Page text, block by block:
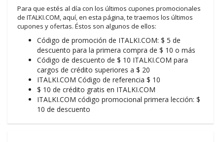
Para que estés al día con los últimos cupones promocionales
de ITALKI.COM, aquí, en esta página, te traemos los últimos
cupones y ofertas. Éstos son algunos de ellos:
Código de promoción de ITALKI.COM: $ 5 de
descuento para la primera compra de $ 10 o más
Código de descuento de $ 10 ITALKI.COM para
cargos de crédito superiores a $ 20
ITALKI.COM Código de referencia $ 10
$ 10 de crédito gratis en ITALKI.COM
ITALKI.COM código promocional primera lección: $
10 de descuento